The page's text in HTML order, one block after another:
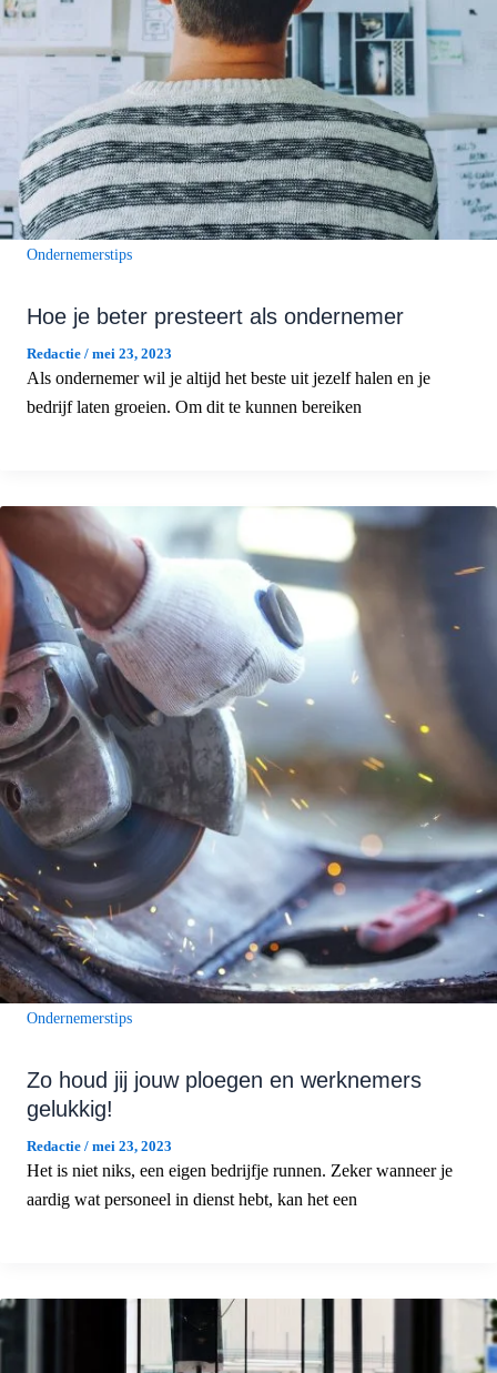
Ondernemerstips
Hoe je beter presteert als ondernemer
Redactie / mei 23, 2023
Als ondernemer wil je altijd het beste uit jezelf halen en je
bedrijf laten groeien. Om dit te kunnen bereiken
Ondernemerstips
Zo houd jij jouw ploegen en werknemers
gelukkig!
Redactie / mei 23, 2023
Het is niet niks, een eigen bedrijfje runnen. Zeker wanneer je
aardig wat personeel in dienst hebt, kan het een